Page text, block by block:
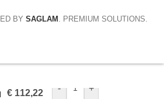
BY SAGLAM . PREMIUM SOLUTIONS.
€ 112,22 - +